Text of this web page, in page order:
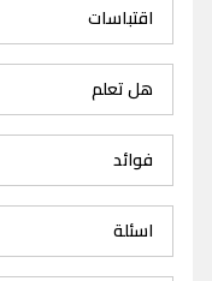
اقتباسات
هل تعلم
فوائد
اسئلة